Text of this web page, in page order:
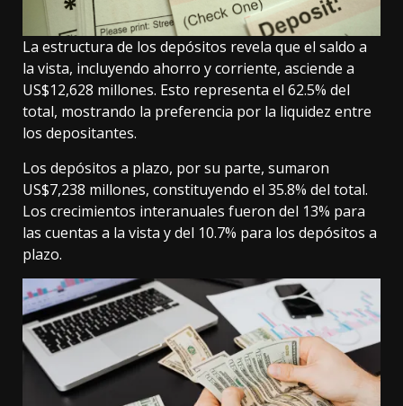
La estructura de los depósitos revela que el saldo a
la vista, incluyendo ahorro y corriente, asciende a
US$12,628 millones. Esto representa el 62.5% del
total, mostrando la preferencia por la liquidez entre
los depositantes.
Los depósitos a plazo, por su parte, sumaron
US$7,238 millones, constituyendo el 35.8% del total.
Los crecimientos interanuales fueron del 13% para
las cuentas a la vista y del 10.7% para los depósitos a
plazo.